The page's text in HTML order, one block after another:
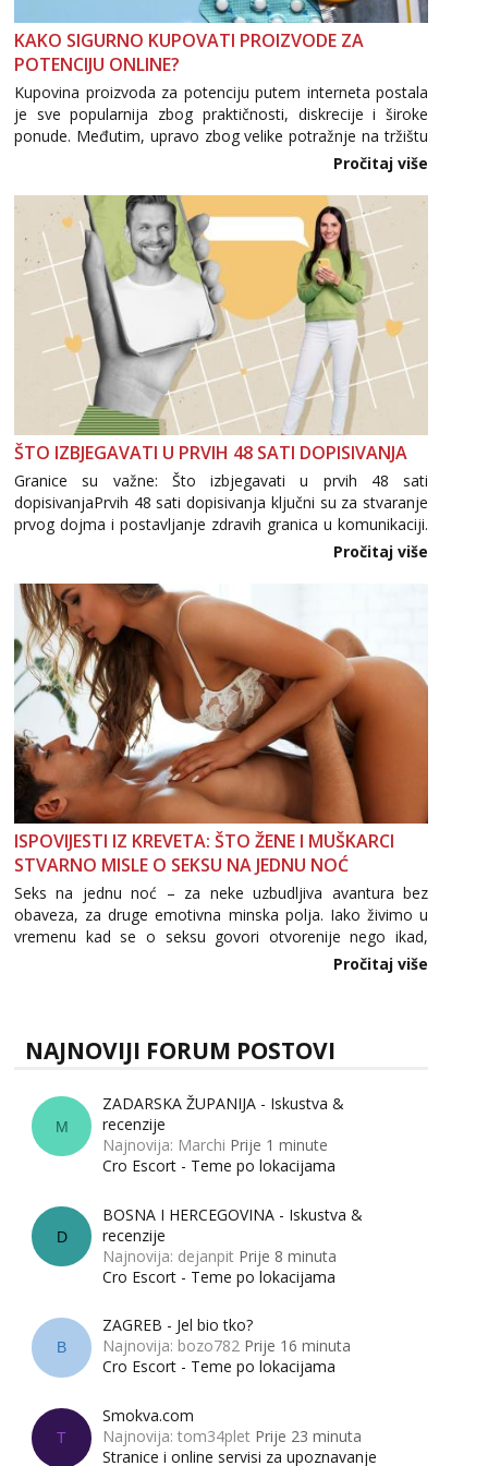
Razgovaram :)
Učiteljica iz predgrađa traži...
tel:0,93€ - mob:1,12€ min
Obavijesti me kada se oslobodi
Tel:064/677-677
tel:0,93€ - mob:1,12€ min
Žana
Čekam tvoj poziv!
Tel: 064/677-677 - Kod: #135
tel:0,93€ - mob:1,12€ min
Ivančica
Čekam tvoj poziv!
Tel:064/677-677- Kod: #108
tel:0,93€ - mob:1,12€ min
Zara
Čekam tvoj poziv!
Anđela
Čekam tvoj poziv!
064/677-677 - Kod: #142
tel:0,93€ - mob:1,12€ min
KAKO SIGURNO KUPOVATI PROIZVODE ZA
POTENCIJU ONLINE?
Kupovina proizvoda za potenciju putem interneta postala
je sve popularnija zbog praktičnosti, diskrecije i široke
ponude. Međutim, upravo zbog velike potražnje na tržištu
se pojavljuju i brojni krivotvoreni proizvodi, nepouzdane
internetske trgovine te proizvodi nepoznatog podrijetla. ...
Pročitaj više
ŠTO IZBJEGAVATI U PRVIH 48 SATI DOPISIVANJA
Granice su važne: Što izbjegavati u prvih 48 sati
dopisivanjaPrvih 48 sati dopisivanja ključni su za stvaranje
prvog dojma i postavljanje zdravih granica u komunikaciji.
Važno je izbjeći prebrzo otkrivanje osobnih ili intimnih
informacija, jer nepoznata osoba još nije zaslužila to
povjerenje. Takođe...
Pročitaj više
ISPOVIJESTI IZ KREVETA: ŠTO ŽENE I MUŠKARCI
STVARNO MISLE O SEKSU NA JEDNU NOĆ
Seks na jednu noć – za neke uzbudljiva avantura bez
obaveza, za druge emotivna minska polja. Iako živimo u
vremenu kad se o seksu govori otvorenije nego ikad,
tema „jedne noći strasti“ i dalje izaziva burne rasprave. Što
Pročitaj više
NAJNOVIJI FORUM POSTOVI
M
ZADARSKA ŽUPANIJA - Iskustva &
recenzije
Najnovija: Marchi Prije 1 minute
Cro Escort - Teme po lokacijama
D
BOSNA I HERCEGOVINA - Iskustva &
recenzije
Najnovija: dejanpit Prije 8 minuta
Cro Escort - Teme po lokacijama
B
ZAGREB - Jel bio tko?
Najnovija: bozo782 Prije 16 minuta
Cro Escort - Teme po lokacijama
T
Smokva.com
Najnovija: tom34plet Prije 23 minuta
Stranice i online servisi za upoznavanje